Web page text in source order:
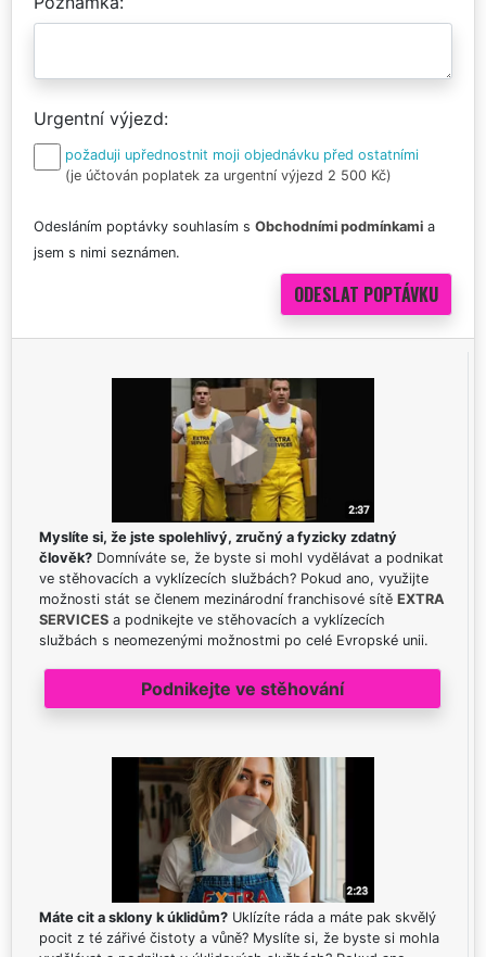
Urgentní výjezd
požaduji upřednostnit moji objednávku před ostatními
(je účtován poplatek za urgentní výjezd 2 500 Kč)
Odesláním poptávky souhlasím s Obchodními podmínkami a
jsem s nimi seznámen.
Myslíte si, že jste spolehlivý, zručný a fyzicky zdatný
člověk? Domníváte se, že byste si mohl vydělávat a podnikat
ve stěhovacích a vyklízecích službách? Pokud ano, využijte
možnosti stát se členem mezinárodní franchisové sítě EXTRA
SERVICES a podnikejte ve stěhovacích a vyklízecích
službách s neomezenými možnostmi po celé Evropské unii.
Podnikejte ve stěhování
Máte cit a sklony k úklidům? Uklízíte ráda a máte pak skvělý
pocit z té zářivé čistoty a vůně? Myslíte si, že byste si mohla